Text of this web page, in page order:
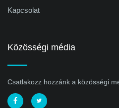
Kapcsolat
Közösségi média
Csatlakozz hozzánk a közösségi